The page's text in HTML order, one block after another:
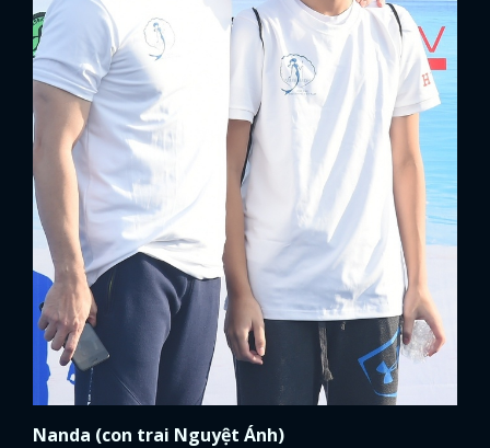
Nanda (con trai Nguyệt Ánh)